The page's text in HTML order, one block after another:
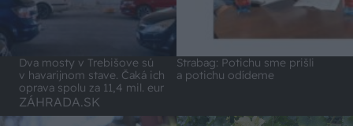
Dva mosty v Trebišove sú
v havarijnom stave. Čaká ich
oprava spolu za 11,4 mil. eur
Strabag: Potichu sme prišli
a potichu odídeme
ZÁHRADA.SK